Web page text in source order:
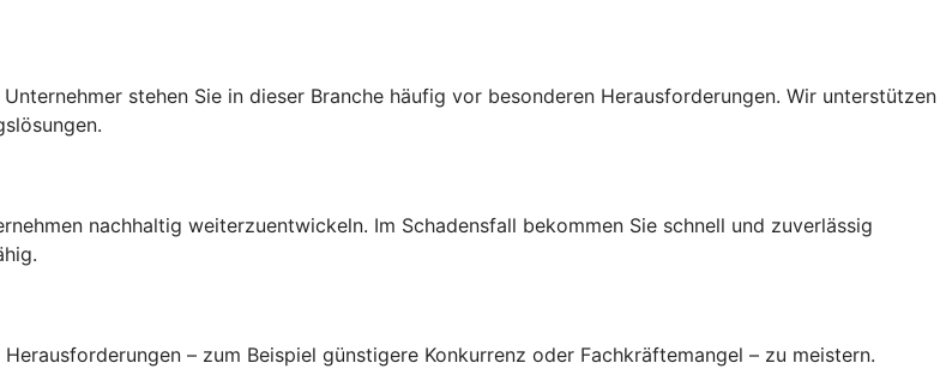
stehen Sie in dieser Branche häufig vor besonderen Herausforderungen. Wir unterstützen
nachhaltig weiterzuentwickeln. Im Schadensfall bekommen Sie schnell und zuverlässig
– zum Beispiel günstigere Konkurrenz oder Fachkräftemangel – zu meistern.